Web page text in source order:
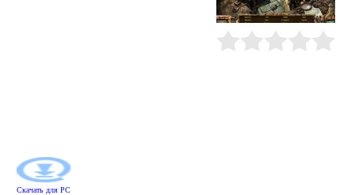
Скачать для PC